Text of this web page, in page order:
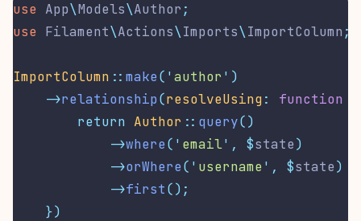
use App\Models\Author ;
use Filament\Actions\Imports\ImportColumn ;
ImportColumn :: make( 'author ' )
->relationship(resolveUsing: function
return Author :: query()
->where( ' email' , $state)
->orWhere( ' username ' , $state)
->first();
})